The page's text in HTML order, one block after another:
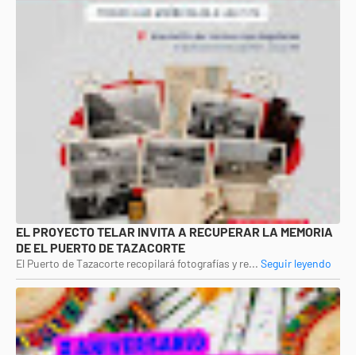
EL PROYECTO TELAR INVITA A RECUPERAR LA MEMORIA
DE EL PUERTO DE TAZACORTE
El Puerto de Tazacorte recopilará fotografías y re... Seguir leyendo